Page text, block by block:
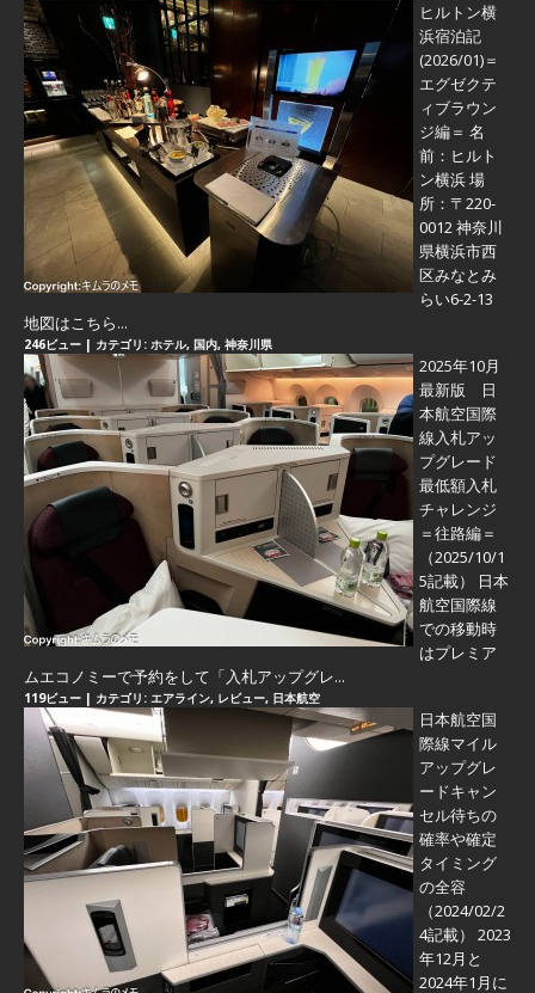
ヒルトン横
浜宿泊記
(2026/01)＝
エグゼクテ
ィブラウン
ジ編＝ 名
前：ヒルト
ン横浜 場
所：〒220-
0012 神奈川
県横浜市西
区みなとみ
らい6-2-13
地図はこちら...
246ビュー | カテゴリ: ホテル, 国内, 神奈川県
2025年10月
最新版 日
本航空国際
線入札アッ
プグレード
最低額入札
チャレンジ
＝往路編＝
（2025/10/1
5記載） 日本
航空国際線
での移動時
はプレミア
ムエコノミーで予約をして「入札アップグレ...
119ビュー | カテゴリ: エアライン, レビュー, 日本航空
日本航空国
際線マイル
アップグレ
ードキャン
セル待ちの
確率や確定
タイミング
の全容
（2024/02/2
4記載） 2023
年12月と
2024年1月に